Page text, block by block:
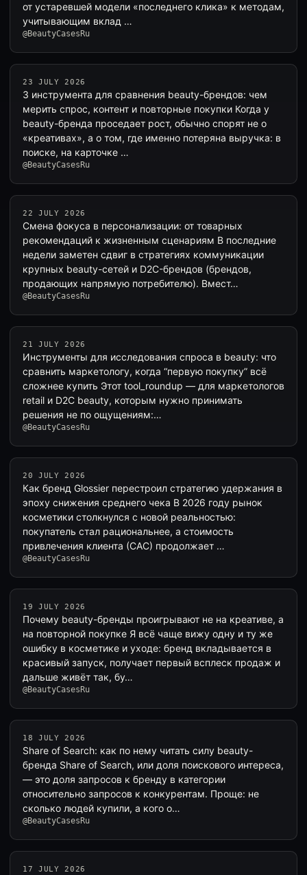
от устаревшей модели «последнего клика» к методам,
учитывающим вклад …
@BeautyCasesRu
23 JULY 2026
3 инструмента для сравнения beauty-брендов: чем
мерить спрос, контент и повторные покупки Когда у
beauty-бренда проседает рост, обычно спорят не о
«креативах», а о том, где именно потеряна выручка: в
поиске, на карточке …
@BeautyCasesRu
22 JULY 2026
Смена фокуса в персонализации: от товарных
рекомендаций к жизненным сценариям В последние
недели заметен сдвиг в стратегиях коммуникации
крупных beauty-сетей и D2C-брендов (брендов,
продающих напрямую потребителю). Вмест…
@BeautyCasesRu
21 JULY 2026
Инструменты для исследования спроса в beauty: что
сравнить маркетологу, когда “первую покупку” всё
сложнее купить Этот tool_roundup — для маркетологов
retail и D2C beauty, которым нужно принимать
решения не по ощущениям:…
@BeautyCasesRu
20 JULY 2026
Как бренд Glossier перестроил стратегию удержания в
эпоху снижения среднего чека В 2026 году рынок
косметики столкнулся с новой реальностью:
покупатель стал рациональнее, а стоимость
привлечения клиента (CAC) продолжает …
@BeautyCasesRu
19 JULY 2026
Почему beauty-бренды проигрывают не на креативе, а
на повторной покупке Я всё чаще вижу одну и ту же
ошибку в косметике и уходе: бренд вкладывается в
красивый запуск, получает первый всплеск продаж и
дальше живёт так, бу…
@BeautyCasesRu
18 JULY 2026
Share of Search: как по нему читать силу beauty-
бренда Share of Search, или доля поискового интереса,
— это доля запросов к бренду в категории
относительно запросов к конкурентам. Проще: не
сколько людей купили, а кого о…
@BeautyCasesRu
17 JULY 2026